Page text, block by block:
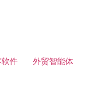
件 外贸智能体